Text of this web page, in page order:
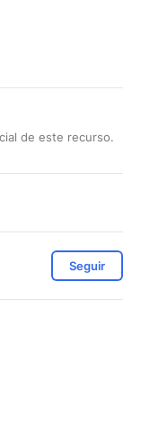
de este recurso.
Seguir